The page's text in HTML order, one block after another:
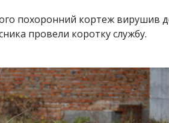
похоронний кортеж вирушив
провели коротку службу.